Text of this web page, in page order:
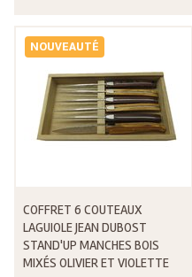
NOUVEAUTÉ
COFFRET 6 COUTEAUX
LAGUIOLE JEAN DUBOST
STAND'UP MANCHES BOIS
MIXÉS OLIVIER ET VIOLETTE